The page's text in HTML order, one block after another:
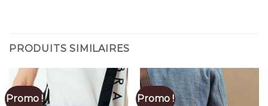
PRODUITS SIMILAIRES
Promo ! Promo !